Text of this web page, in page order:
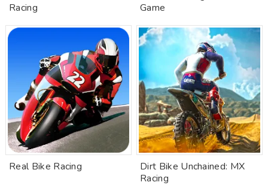
Racing
Game
Real Bike Racing
Dirt Bike Unchained: MX
Racing